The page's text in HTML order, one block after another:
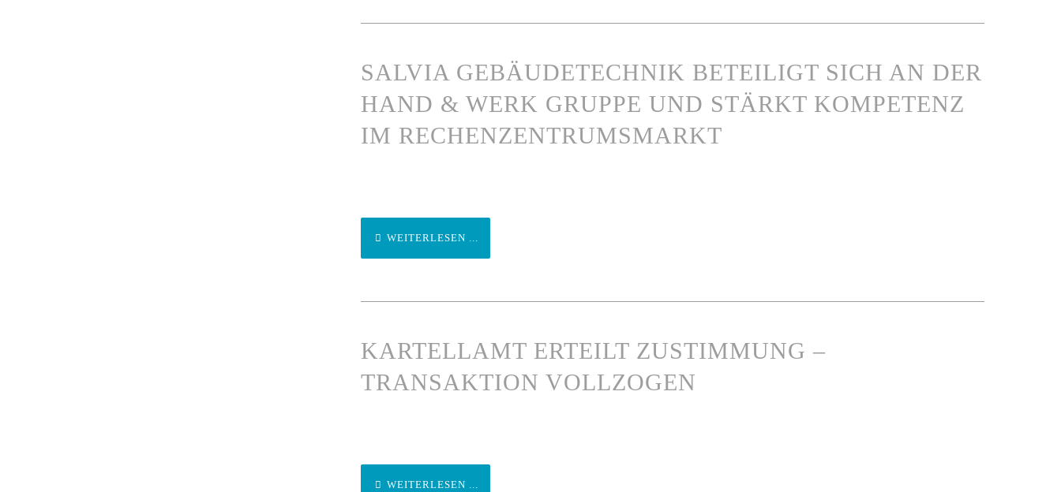
SALVIA GEBÄUDETECHNIK BETEILIGT SICH AN DER
HAND & WERK GRUPPE UND STÄRKT KOMPETENZ
IM RECHENZENTRUMSMARKT
WEITERLESEN ...
KARTELLAMT ERTEILT ZUSTIMMUNG –
TRANSAKTION VOLLZOGEN
WEITERLESEN ...